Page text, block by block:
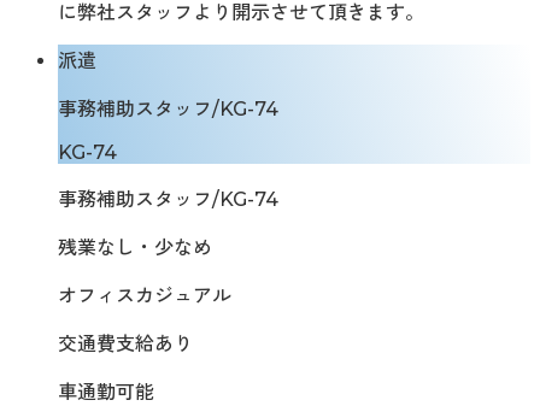
に弊社スタッフより開示させて頂きます。
派遣
事務補助スタッフ/KG-74
KG-74
事務補助スタッフ/KG-74
残業なし・少なめ
オフィスカジュアル
交通費支給あり
車通勤可能